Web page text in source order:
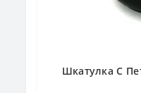
Шкатулка С